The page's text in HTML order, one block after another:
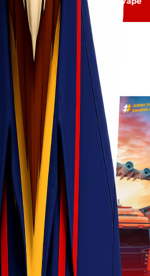
Elektronik atau Vape